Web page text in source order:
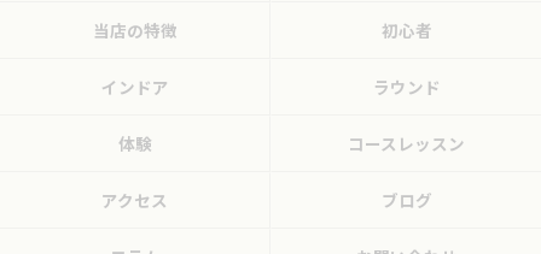
当店の特徴 初心者
インドア ラウンド
体験 コースレッスン
アクセス ブログ